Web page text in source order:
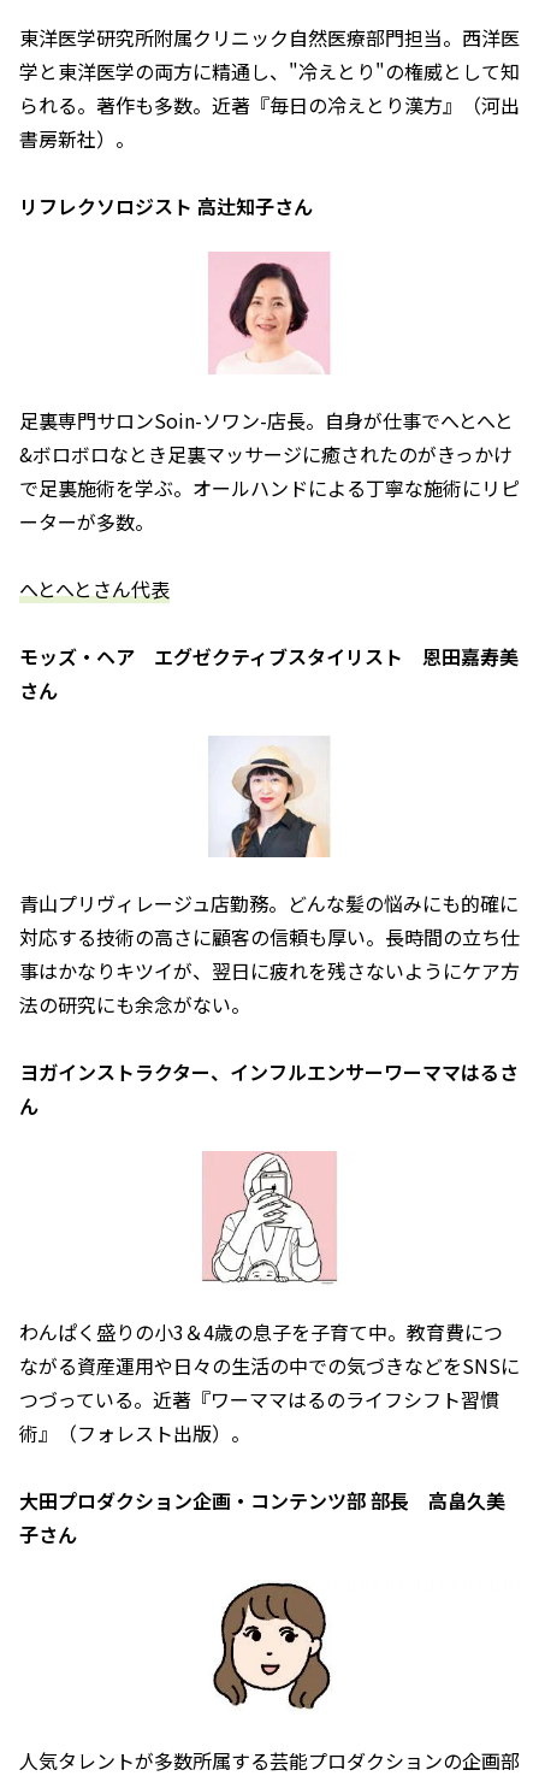
東洋医学研究所附属クリニック自然医療部門担当。西洋医
学と東洋医学の両方に精通し、"冷えとり"の権威として知
られる。著作も多数。近著『毎日の冷えとり漢方』（河出
書房新社）。
リフレクソロジスト 高辻知子さん
足裏専門サロンSoin-ソワン-店長。自身が仕事でへとへと
&ボロボロなとき足裏マッサージに癒されたのがきっかけ
で足裏施術を学ぶ。オールハンドによる丁寧な施術にリピ
ーターが多数。
――へとへとさん代表――
モッズ・ヘア エグゼクティブスタイリスト 恩田嘉寿美
さん
青山プリヴィレージュ店勤務。どんな髪の悩みにも的確に
対応する技術の高さに顧客の信頼も厚い。長時間の立ち仕
事はかなりキツイが、翌日に疲れを残さないようにケア方
法の研究にも余念がない。
ヨガインストラクター、インフルエンサーワーママはるさ
ん
わんぱく盛りの小3＆4歳の息子を子育て中。教育費につ
ながる資産運用や日々の生活の中での気づきなどをSNSに
つづっている。近著『ワーママはるのライフシフト習慣
術』（フォレスト出版）。
大田プロダクション企画・コンテンツ部 部長 高畠久美
子さん
人気タレントが多数所属する芸能プロダクションの企画部